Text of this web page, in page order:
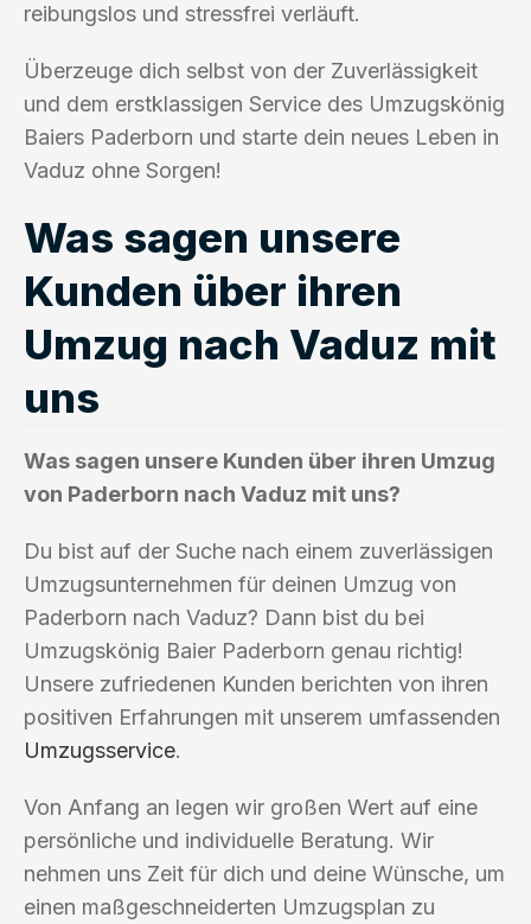
reibungslos und stressfrei verläuft.
Überzeuge dich selbst von der Zuverlässigkeit
und dem erstklassigen Service des Umzugskönig
Baiers Paderborn und starte dein neues Leben in
Vaduz ohne Sorgen!
Was sagen unsere
Kunden über ihren
Umzug nach Vaduz mit
uns
Was sagen unsere Kunden über ihren Umzug
von Paderborn nach Vaduz mit uns?
Du bist auf der Suche nach einem zuverlässigen
Umzugsunternehmen für deinen Umzug von
Paderborn nach Vaduz? Dann bist du bei
Umzugskönig Baier Paderborn genau richtig!
Unsere zufriedenen Kunden berichten von ihren
positiven Erfahrungen mit unserem umfassenden
Umzugsservice.
Von Anfang an legen wir großen Wert auf eine
persönliche und individuelle Beratung. Wir
nehmen uns Zeit für dich und deine Wünsche, um
einen maßgeschneiderten Umzugsplan zu